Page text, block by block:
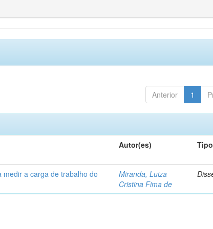
Anterior 1
Autor(es) Tipo
a carga de trabalho do
Miranda, Luiza
Cristina Fima de